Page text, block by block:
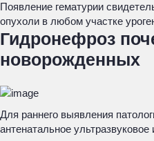
Появление гематурии
опухоли в любом участке
Гидронефроз
новорожденных
Для раннего выявления
антенатальное